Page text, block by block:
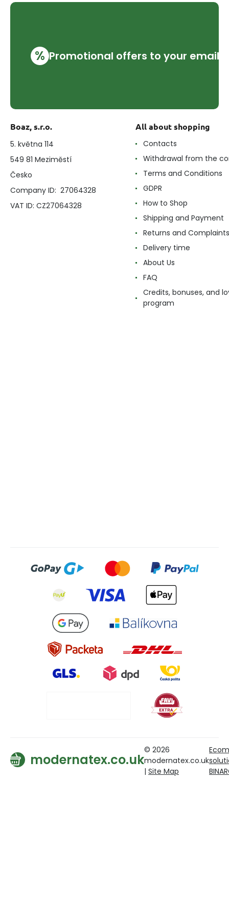
% Promotional offers to your email
Boaz, s.r.o.
5. května 114
549 81 Meziměstí
Česko
Company ID: 27064328
VAT ID: CZ27064328
All about shopping
Contacts
Withdrawal from the
Terms and Conditions
GDPR
How to Shop
Shipping and Payment
Returns and Complaints
Delivery time
About Us
FAQ
Credits, bonuses, and
program
modernatex.co.uk
© 2026
modernatex.co.uk
| Site Map